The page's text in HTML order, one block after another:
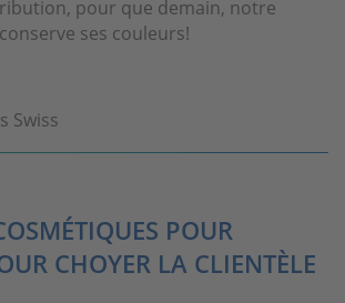
pour que demain, notre
ses couleurs!
Swiss
POUR
CHOYER LA CLIENTÈLE